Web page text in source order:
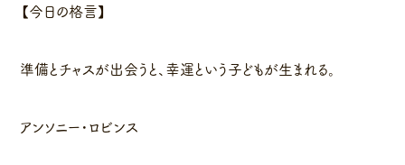
【今日の格言】
準備とチャスが出会うと、幸運という子どもが生まれる。
アンソニー・ロビンス